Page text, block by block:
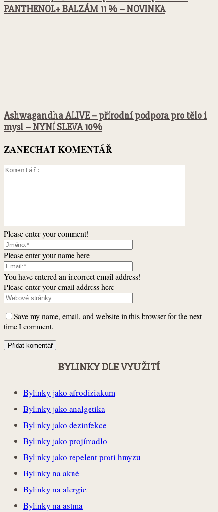
PANTHENOL+ BALZÁM 11 % – NOVINKA
Ashwagandha ALIVE – přírodní podpora pro tělo i
mysl – NYNÍ SLEVA 10%
ZANECHAT KOMENTÁŘ
Please enter your comment!
Please enter your name here
You have entered an incorrect email address!
Please enter your email address here
Save my name, email, and website in this browser for the next
time I comment.
BYLINKY DLE VYUŽITÍ
Bylinky jako afrodiziakum
Bylinky jako analgetika
Bylinky jako dezinfekce
Bylinky jako projímadlo
Bylinky jako repelent proti hmyzu
Bylinky na akné
Bylinky na alergie
Bylinky na astma